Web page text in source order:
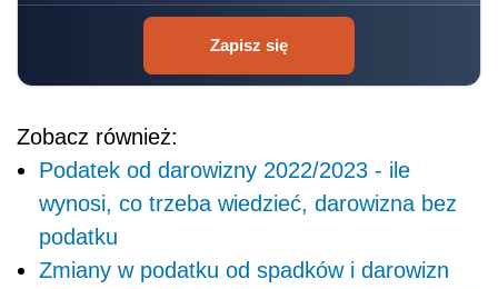
Zapisz się
Zobacz również:
Podatek od darowizny 2022/2023 - ile
wynosi, co trzeba wiedzieć, darowizna bez
podatku
Zmiany w podatku od spadków i darowizn